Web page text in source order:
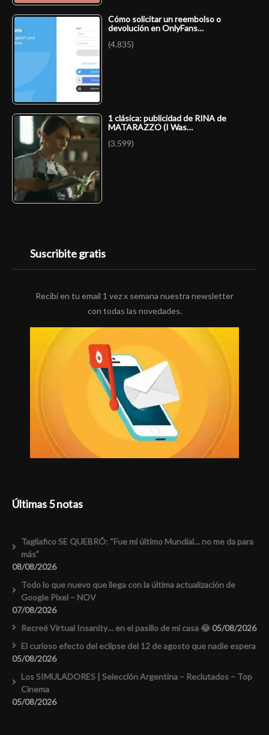
Cómo solicitar un reembolso o
devolución en OnlyFans…
(4.835)
1 clásica: publicidad de RINA de
MATARAZZO (I Was…
(3.599)
Suscribite gratis
Recibí en tu email 1 vez x semana nuestra newsletter
con todas las novedades.
Últimas 5 notas
Tagliafico SE QUEBRÓ: “Fue mi último Mundial… no me da para
más”
08/08/2026
Todo lo que nuevo que llega con la última actualización de
Google Pixel – NOV
07/08/2026
Recreé Virtual Insanity… en el pasillo de mi casa 😂05/08/2026
El curioso efecto del eclipse del 12 de agosto que nadie espera
05/08/2026
Los SIMULADORES | Selección Argentina – Reclutados – Top
Cinema
05/08/2026